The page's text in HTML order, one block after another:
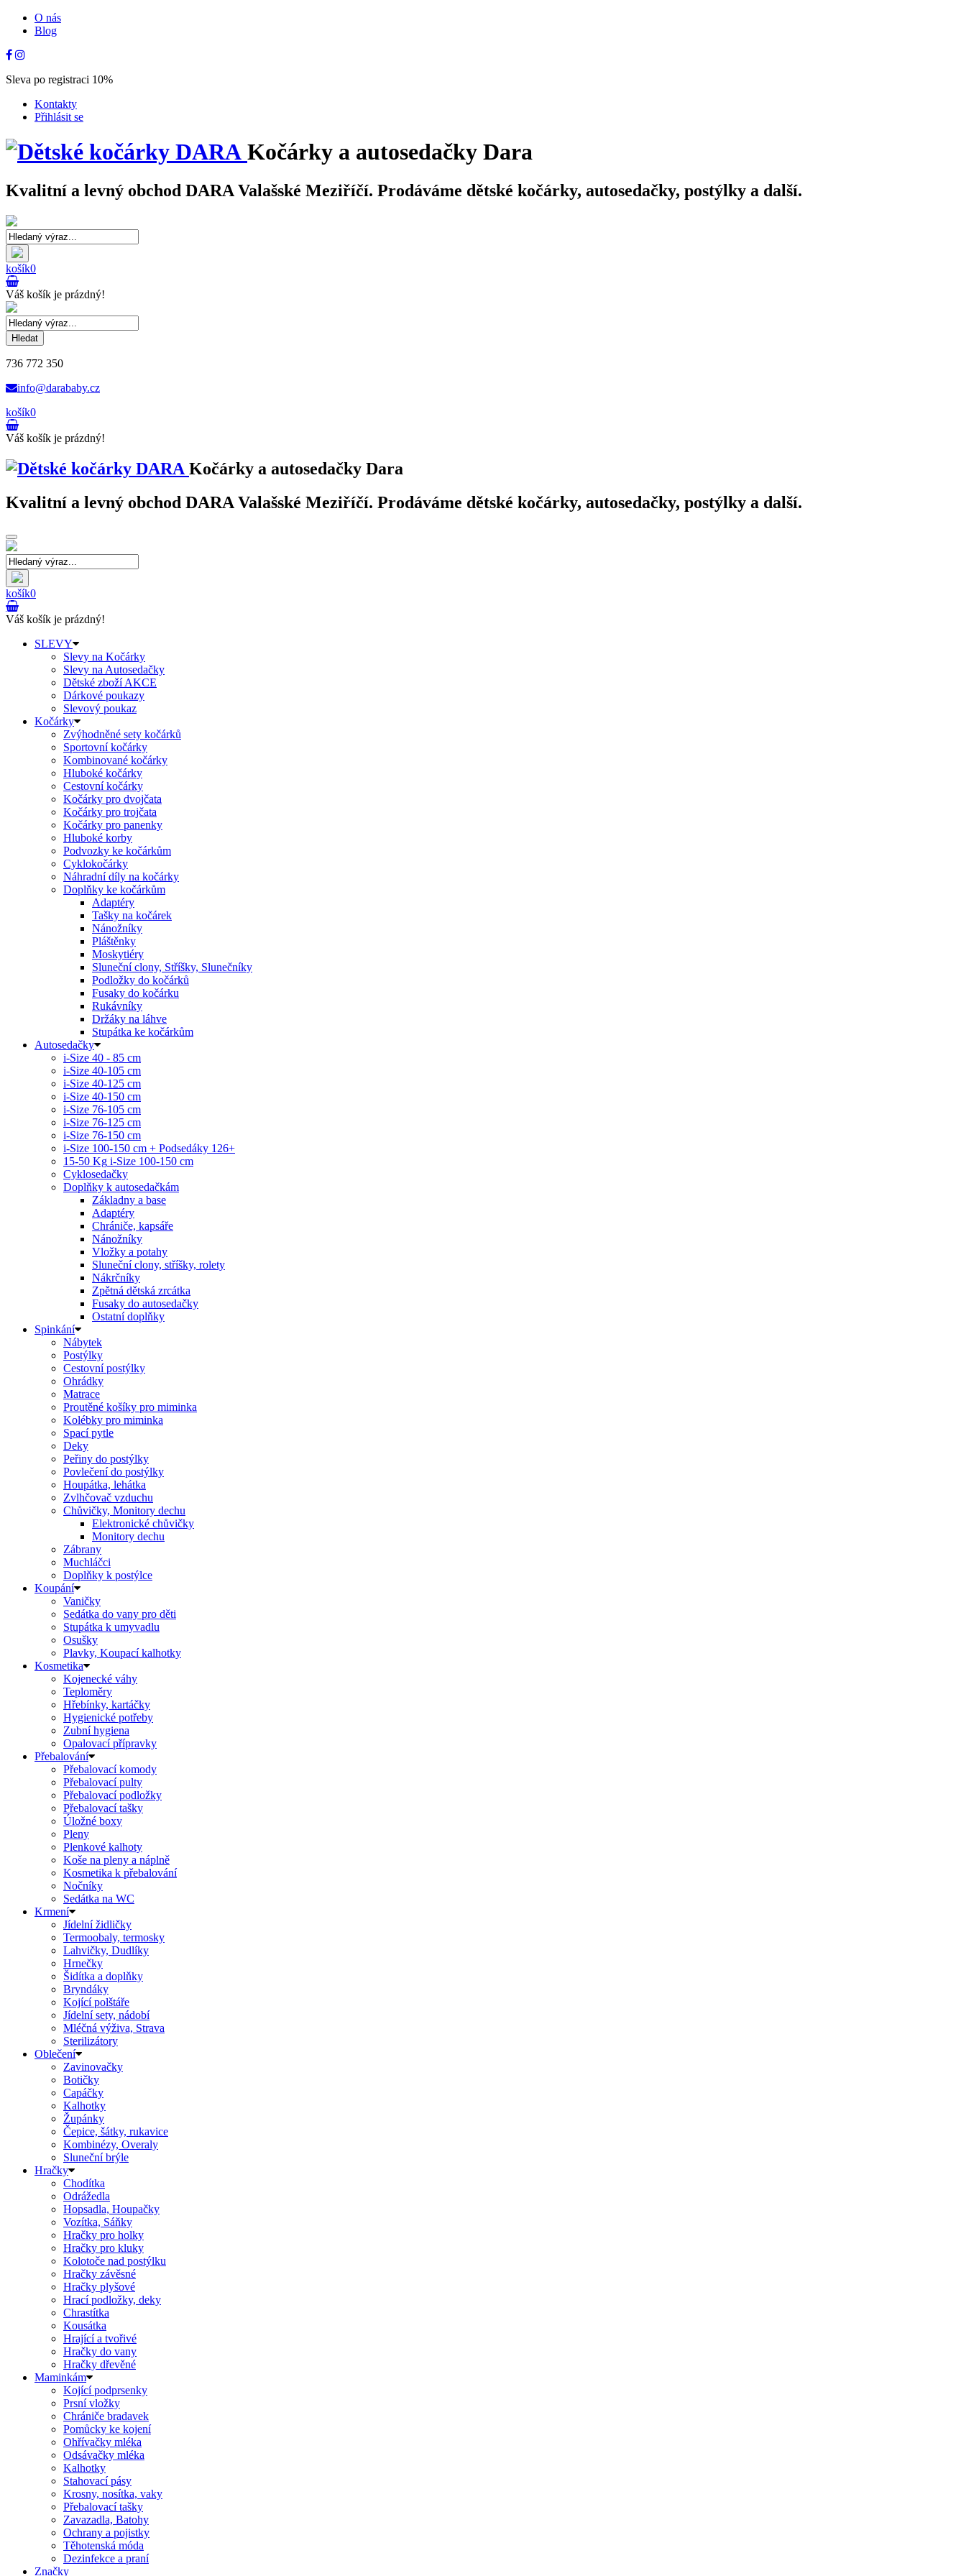
O nás
Blog
Sleva po registraci 10%
Kontakty
Přihlásit se
Kočárky a autosedačky Dara
Kvalitní a levný obchod DARA Valašské Meziříčí. Prodáváme dětské kočárky, autosedačky, postýlky a další.
košík0
Váš košík je prázdný!
Hledat
736 772 350
info@darababy.cz
košík0
Váš košík je prázdný!
Kočárky a autosedačky Dara
Kvalitní a levný obchod DARA Valašské Meziříčí. Prodáváme dětské kočárky, autosedačky, postýlky a další.
Toggle
navigation
košík0
Váš košík je prázdný!
SLEVY
Slevy na Kočárky
Slevy na Autosedačky
Dětské zboží AKCE
Dárkové poukazy
Slevový poukaz
Kočárky
Zvýhodněné sety kočárků
Sportovní kočárky
Kombinované kočárky
Hluboké kočárky
Cestovní kočárky
Kočárky pro dvojčata
Kočárky pro trojčata
Kočárky pro panenky
Hluboké korby
Podvozky ke kočárkům
Cyklokočárky
Náhradní díly na kočárky
Doplňky ke kočárkům
Adaptéry
Tašky na kočárek
Nánožníky
Pláštěnky
Moskytiéry
Sluneční clony, Stříšky, Slunečníky
Podložky do kočárků
Fusaky do kočárku
Rukávníky
Držáky na láhve
Stupátka ke kočárkům
Autosedačky
i-Size 40 - 85 cm
i-Size 40-105 cm
i-Size 40-125 cm
i-Size 40-150 cm
i-Size 76-105 cm
i-Size 76-125 cm
i-Size 76-150 cm
i-Size 100-150 cm + Podsedáky 126+
15-50 Kg i-Size 100-150 cm
Cyklosedačky
Doplňky k autosedačkám
Základny a base
Adaptéry
Chrániče, kapsáře
Nánožníky
Vložky a potahy
Sluneční clony, stříšky, rolety
Nákrčníky
Zpětná dětská zrcátka
Fusaky do autosedačky
Ostatní doplňky
Spinkání
Nábytek
Postýlky
Cestovní postýlky
Ohrádky
Matrace
Proutěné košíky pro miminka
Kolébky pro miminka
Spací pytle
Deky
Peřiny do postýlky
Povlečení do postýlky
Houpátka, lehátka
Zvlhčovač vzduchu
Chůvičky, Monitory dechu
Elektronické chůvičky
Monitory dechu
Zábrany
Muchláčci
Doplňky k postýlce
Koupání
Vaničky
Sedátka do vany pro děti
Stupátka k umyvadlu
Osušky
Plavky, Koupací kalhotky
Kosmetika
Kojenecké váhy
Teploměry
Hřebínky, kartáčky
Hygienické potřeby
Zubní hygiena
Opalovací přípravky
Přebalování
Přebalovací komody
Přebalovací pulty
Přebalovací podložky
Přebalovací tašky
Úložné boxy
Pleny
Plenkové kalhoty
Koše na pleny a náplně
Kosmetika k přebalování
Nočníky
Sedátka na WC
Krmení
Jídelní židličky
Termoobaly, termosky
Lahvičky, Dudlíky
Hrnečky
Šidítka a doplňky
Bryndáky
Kojící polštáře
Jídelní sety, nádobí
Mléčná výživa, Strava
Sterilizátory
Oblečení
Zavinovačky
Botičky
Capáčky
Kalhotky
Župánky
Čepice, šátky, rukavice
Kombinézy, Overaly
Sluneční brýle
Hračky
Chodítka
Odrážedla
Hopsadla, Houpačky
Vozítka, Sáňky
Hračky pro holky
Hračky pro kluky
Kolotoče nad postýlku
Hračky závěsné
Hračky plyšové
Hrací podložky, deky
Chrastítka
Kousátka
Hrající a tvořivé
Hračky do vany
Hračky dřevěné
Maminkám
Kojící podprsenky
Prsní vložky
Chrániče bradavek
Pomůcky ke kojení
Ohřívačky mléka
Odsávačky mléka
Kalhotky
Stahovací pásy
Krosny, nosítka, vaky
Přebalovací tašky
Zavazadla, Batohy
Ochrany a pojistky
Těhotenská móda
Dezinfekce a praní
Značky